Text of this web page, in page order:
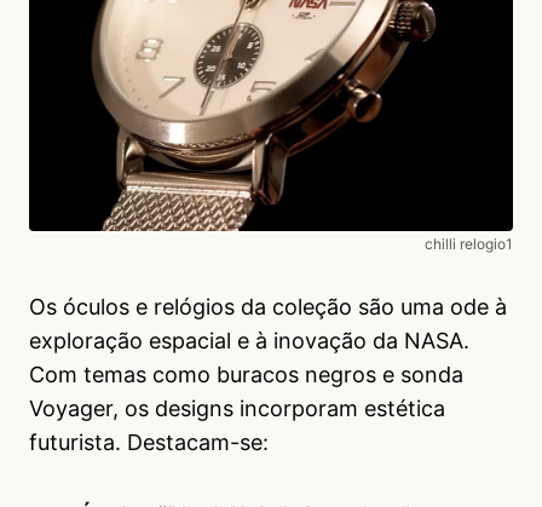
chilli relogio1
Os óculos e relógios da coleção são uma ode à
exploração espacial e à inovação da NASA.
Com temas como buracos negros e sonda
Voyager, os designs incorporam estética
futurista. Destacam-se: